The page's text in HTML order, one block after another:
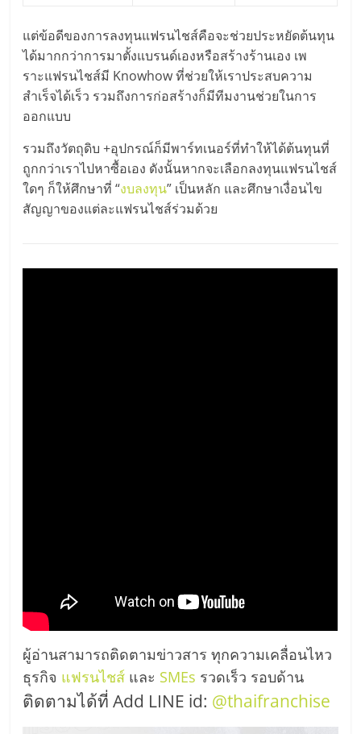
แต่ข้อดีของการลงทุนแฟรนไชส์คือจะช่วยประหยัดต้นทุน
ได้มากกว่าการมาตั้งแบรนด์เองหรือสร้างร้านเอง เพ
ราะแฟรนไชส์มี Knowhow ที่ช่วยให้เราประสบความ
สำเร็จได้เร็ว รวมถึงการก่อสร้างก็มีทีมงานช่วยในการ
ออกแบบ
รวมถึงวัตถุดิบ +อุปกรณ์ก็มีพาร์ทเนอร์ที่ทำให้ได้ต้นทุนที่
ถูกกว่าเราไปหาซื้อเอง ดังนั้นหากจะเลือกลงทุนแฟรนไชส์
ใดๆ ก็ให้ศึกษาที่ “งบลงทุน” เป็นหลัก และศึกษาเงื่อนไข
สัญญาของแต่ละแฟรนไชส์ร่วมด้วย
ผู้อ่านสามารถติดตามข่าวสาร ทุกความเคลื่อนไหว
ธุรกิจ แฟรนไชส์ และ SMEs รวดเร็ว รอบด้าน
ติดตามได้ที่ Add LINE id: @thaifranchise